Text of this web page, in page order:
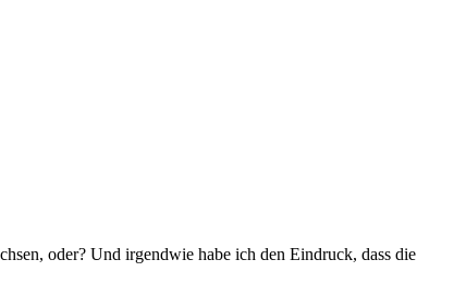
oder? Und irgendwie habe ich den Eindruck, dass die